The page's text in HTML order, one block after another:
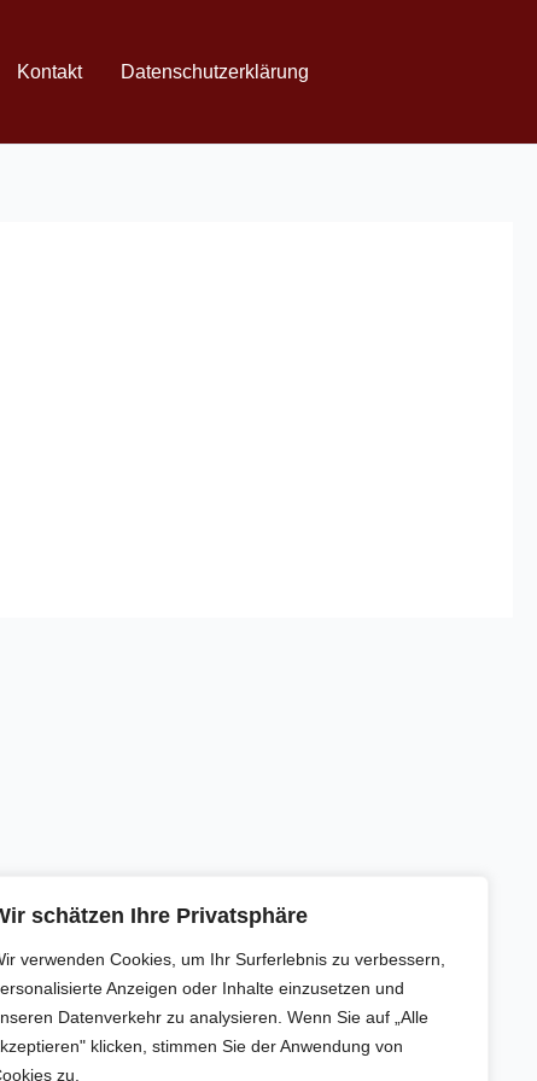
schätzen Ihre Privatsphäre
verwenden Cookies, um Ihr Surferlebnis zu verbessern,
Anzeigen oder Inhalte einzusetzen und
Datenverkehr zu analysieren. Wenn Sie auf „Alle
klicken, stimmen Sie der Anwendung von
zu.
Kontakt Datenschutzerklärung